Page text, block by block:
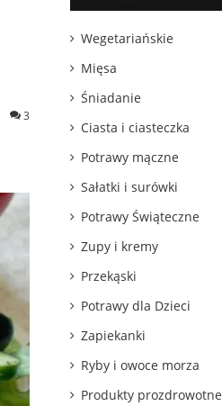
3
Wegetariańskie
Mięsa
Śniadanie
Ciasta i ciasteczka
Potrawy mączne
Sałatki i surówki
Potrawy Świąteczne
Zupy i kremy
Przekąski
Potrawy dla Dzieci
Zapiekanki
Ryby i owoce morza
Produkty prozdrowotne